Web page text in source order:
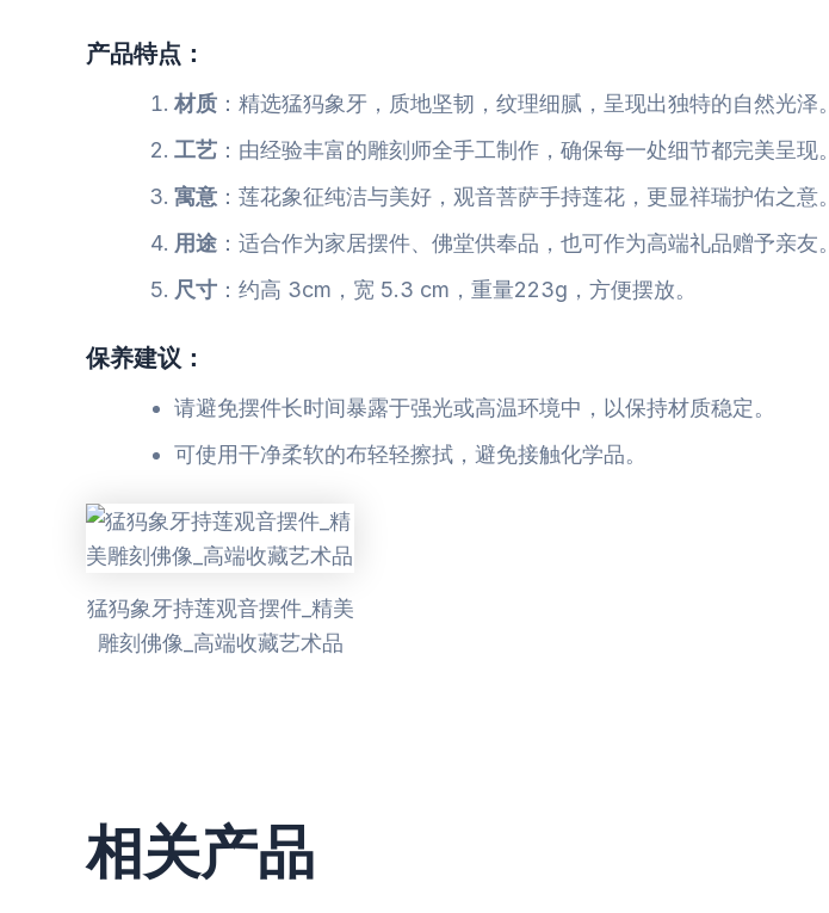
产品特点：
材质 ：精选猛犸象牙，质地坚韧，纹理细腻，呈现出独特的自然光泽。
工艺 ：由经验丰富的雕刻师全手工制作，确保每一处细节都完美呈现。
寓意 ：莲花象征纯洁与美好，观音菩萨手持莲花，更显祥瑞护佑之意。
用途 ：适合作为家居摆件、佛堂供奉品，也可作为高端礼品赠予亲友。
尺寸 ：约高 3cm，宽 5.3 cm，重量223g，方便摆放。
保养建议：
请避免摆件长时间暴露于强光或高温环境中，以保持材质稳定。
可使用干净柔软的布轻轻擦拭，避免接触化学品。
猛犸象牙持莲观音摆件_精美
雕刻佛像_高端收藏艺术品
相关产品